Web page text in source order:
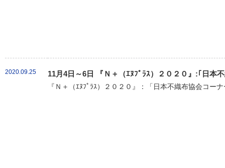
2020.09.25 11月4日～6日 『Ｎ＋（ｴﾇﾌﾟﾗｽ）２０２０』:｢日本
『Ｎ＋（ｴﾇﾌﾟﾗｽ）２０２０』：「日本不織布協会コー